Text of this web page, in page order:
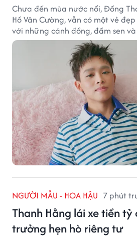
Chưa đến mùa nước nổi, Đồng
Hồ Văn Cường, vẫn có một vẻ
với những cánh đồng, đầm sen
NGƯỜI MẪU - HOA HẬU 7 phút
Thanh Hằng lái xe tiền
trưởng hẹn hò riêng tư